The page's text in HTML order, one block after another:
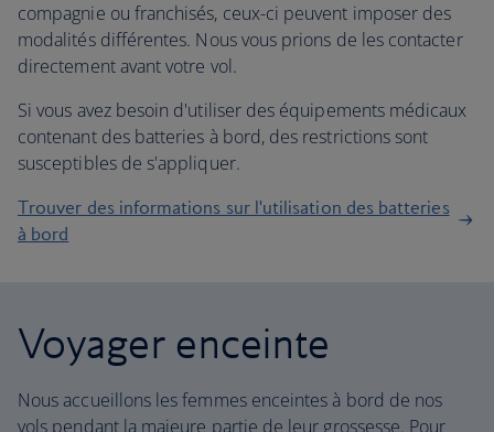
compagnie ou franchisés, ceux-ci peuvent imposer des
modalités différentes. Nous vous prions de les contacter
directement avant votre vol.
Si vous avez besoin d'utiliser des équipements médicaux
contenant des batteries à bord, des restrictions sont
susceptibles de s'appliquer.
Trouver des informations sur l'utilisation des batteries
à bord
Voyager enceinte
Nous accueillons les femmes enceintes à bord de nos
vols pendant la majeure partie de leur grossesse. Pour